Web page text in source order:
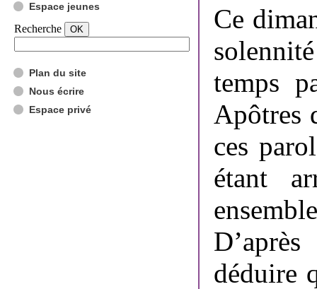
Espace jeunes
Recherche
Plan du site
Nous écrire
Espace privé
Ce
temps
Apôtres
ces
étant
déduire